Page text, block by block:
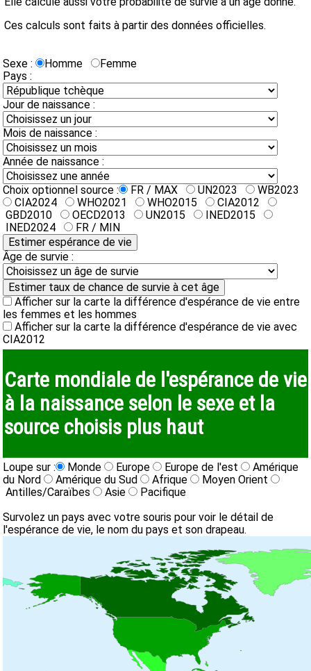
Ces calculs sont faits à partir des données officielles.
Sexe : Homme
Femme
Pays :
Jour de naissance :
Mois de naissance :
Année de naissance :
Choix optionnel source : FR / MAX UN2023
WB2023
CIA2024
WHO2021 WHO2015
CIA2012
GBD2010
OECD2013 UN2015
INED2015
INED2024
FR / MIN
Âge de survie :
Afficher sur la carte la différence d'espérance de vie entre
les femmes et les hommes
Afficher sur la carte la différence d'espérance de vie avec
CIA2012
Carte mondiale de l'espérance de vie
à la naissance selon le sexe et la
source choisis plus haut
Loupe sur : Monde Europe Europe de l'est
Amérique
du Nord
Amérique du Sud Afrique
Moyen Orient
Antilles/Caraïbes
Asie
Pacifique
Survolez un pays avec votre souris pour voir le détail de
l'espérance de vie, le nom du pays et son drapeau.